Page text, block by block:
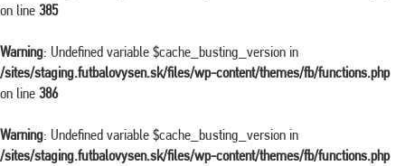
on line 385
Warning: Undefined variable $cache_busting_version in
/sites/staging.futbalovysen.sk/files/wp-content/themes/fb/functions.php
on line 386
Warning: Undefined variable $cache_busting_version in
/sites/staging.futbalovysen.sk/files/wp-content/themes/fb/functions.php